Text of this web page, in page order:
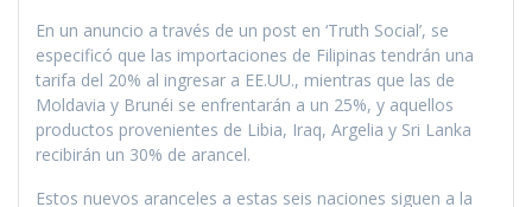
En un anuncio a través de un post en ‘Truth Social’, se
especificó que las importaciones de Filipinas tendrán una
tarifa del 20% al ingresar a EE.UU., mientras que las de
Moldavia y Brunéi se enfrentarán a un 25%, y aquellos
productos provenientes de Libia, Iraq, Argelia y Sri Lanka
recibirán un 30% de arancel.
Estos nuevos aranceles a estas seis naciones siguen a la